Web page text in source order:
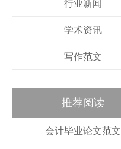
行业新闻
学术资讯
写作范文
推荐阅读
会计毕业论文范文